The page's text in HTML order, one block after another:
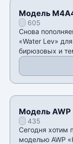
Модель
605
Снова
«Water Lev»
бирюзовых и
Модель AWP
435
Сегодня хотим
моделью AWP